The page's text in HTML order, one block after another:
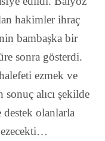
hakimler ihraç
bambaşka bir
sonra gösterdi.
ezmek ve
alıcı şekilde
destek olanlarla